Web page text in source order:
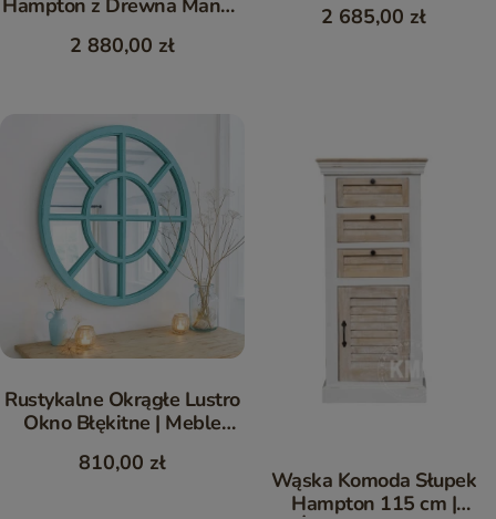
Hampton z Drewna Mango
2 880,00 zł
2 685,00 zł
Rustykalne Okrągłe Lustro
Okno Błękitne | Meble
810,00 zł
Wąska Komoda Słupek
Hampton 115 cm |